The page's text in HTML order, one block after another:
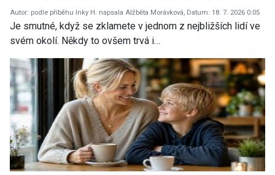
Autor: podle příběhu Inky H. napsala Alžběta Morávková, Datum: 18. 7. 2026 0:05
Je smutné, když se zklamete v jednom z nejbližších lidí ve
svém okolí. Někdy to ovšem trvá i…